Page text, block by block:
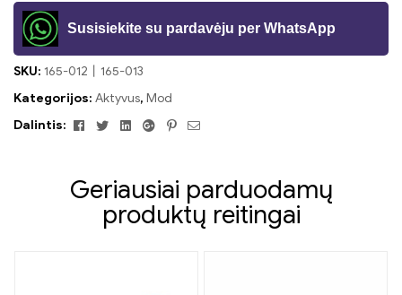
Susisiekite su pardavėju per WhatsApp
SKU: 165-012 丨165-013
Kategorijos: Aktyvus, Mod
Dalintis:
FacebookTwitterLinkedinGoogle+Pinterest
El.
Geriausiai parduodamų
produktų reitingai